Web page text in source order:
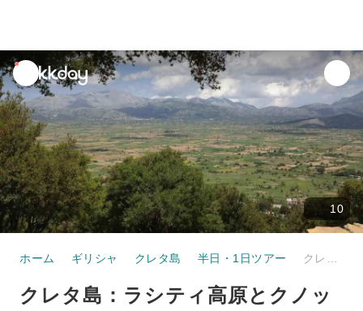
unread
notifications
10
ホーム ギリシャ クレタ島 半日・1日ツアー
クレタ島：ラシティ高原とクノッ